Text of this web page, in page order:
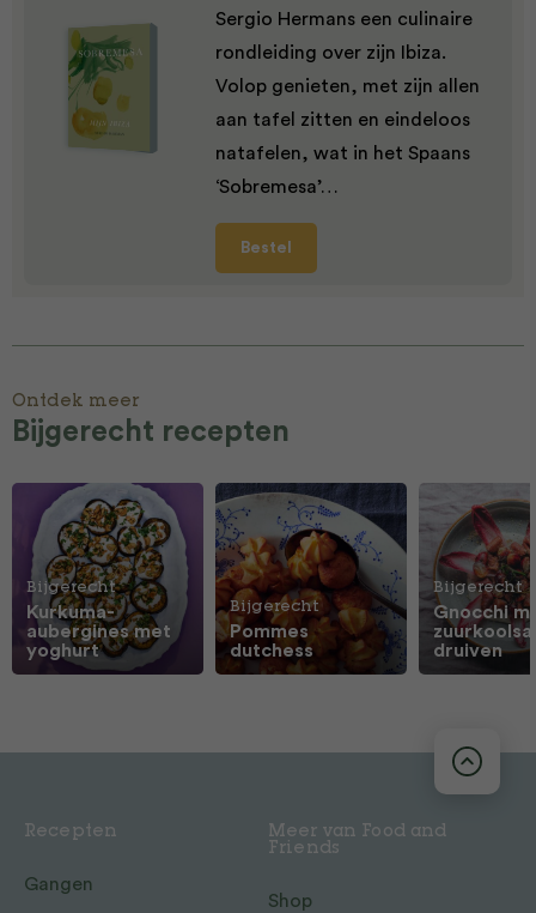
Sergio Hermans een culinaire
rondleiding over zijn Ibiza.
Volop genieten, met zijn allen
aan tafel zitten en eindeloos
natafelen, wat in het Spaans
‘Sobremesa’…
Bestel
Ontdek meer
Bijgerecht recepten
Bijgerecht
Kurkuma-
aubergines met
yoghurt
Bijgerecht
Pommes
dutchess
Bijgerecht
Gnocchi
druiven
Recepten
Gangen
Meer van Food and
Friends
Shop